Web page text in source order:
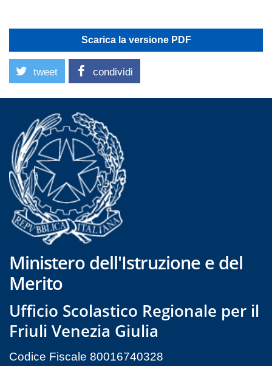
Scarica la versione PDF
tweet condividi
Ministero dell'Istruzione e del
Merito
Ufficio Scolastico Regionale per il
Friuli Venezia Giulia
Codice Fiscale 80016740328